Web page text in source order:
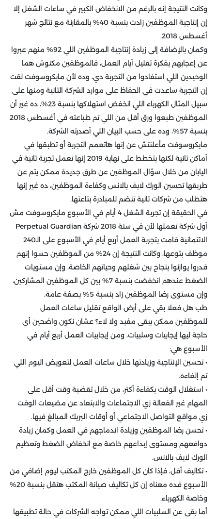
وكانت النتيجة إنه بالرغم من الانخفاض الكبير في ساعات الشغل إلا
إن إنتاجية الموظفين زادت بنسبة 40% بالمقارنة مع نتائج شهر
أغسطس 2018.
وكمان بالإضافة إلى زيادة إنتاجية الموظفين اللي 92% منهم عبروا
عن إعجابهم بفكرة تقليل أيام العمل، فالموظفين مكنوش هما
الوحيدين اللي استفادوا من التجربة دي، وده لأن مايكروسوفت لقت
إن التجربة ساعدت في الحفاظ على موارد الشركة التانية ومنها على
سبيل المثال الكهرباء اللي انخفض استهلاكها بنسبة 23%، ده غير أن
الموظفين طبعوا ورق أقل من اللي تم طباعته في أغسطس 2018
بنسبة 57%، وده على حسب البيان اللي أصدرته الشركة.
مايكروسوفت مأعلنتش عن إنها هاتعمم التجربة أو تطبقها في
أماكن تانية لكنها بتخطط على نهاية 2019 إنها تعمل تجربة تانية في
اليابان من خلال سؤال الموظفين عن طرق جديدة ممكن يتم عن
طريقها تحسين الورك لايف بالانس وكفاءة الموظفين، ده غير إنها
هتطلب من شركات تانية تنضم للمبادرة بتاعتها.
في الحقيقة إن تجربة الشغل 4 أيام في الأسبوع مايكروسوفت مش
أول شركة تعملها لأن في سنة 2018 شركة Perpetual Guardian
الائتمانية قامت بتجربة العمل أربع أيام في الأسبوع على الـ240
موظف بتوعها، وكانت النتيجة إن 24% من الموظفين حسوا إنهم
قدروا يوازنوا بنجاح بين شغلهم وحياتهم الخاصة، وإن مستويات
الضغط عندهم انخفضت بنسبة 7% بين كل الموظفين المشاركين،
وإن مستوى رضا الموظفين زاد بنسبة 5% بصفة عامة.
طب هل فعلا بقي على أرض الواقع تقليل ساعات العمل
للموظفين ممكن يبقى مفيد ولا لاء؟ عشان نكون واضحين أي
حاجة ليها إيجابيات وسلبيات، ومن إيجابيات العمل أربع أيام في
الأسبوع هي:
• تحسين الإنتاجية وزيادتها خلال ساعات العمل لتعويض اليوم اللي
تم إلغاءه.
• استغلال الوقت بكفاءة أكتر، من خلال تقضية وقت أقل على
المهام غير الفعالة زي الاجتماعات والابتعاد عن مضيعات الوقت
زي مواقع التواصل الاجتماعي أو أوقات البريك المبالغ فيها.
• تحسن رضا الموظفين وزيادة اندماجهم في العمل وكمان زيادة
دوافعهم ومستوى إبداعهم خاصة مع انخفاض الضغط وتعظيم
الورك لايف بالانس.
• تكاليف أقل، فإذا كان كل الموظفين خارج المكتب ليوم إضافي من
الأسبوع فده معناه إن كل تكاليف صيانة المكتب هتقل بنسبة 20%
وخاصة الكهرباء.
أما بقى عن السلبيات اللي ممكن تواجه الشركات في حالة تطبيقها